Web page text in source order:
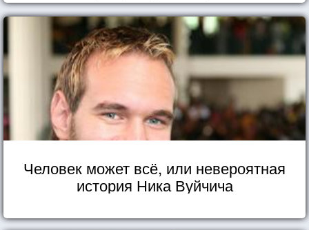
Человек может всё, или невероятная
история Ника Вуйчича